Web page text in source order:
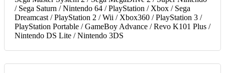
/ Sega Saturn / Nintendo 64 / PlayStation / Xbox / Sega
Dreamcast / PlayStation 2 / Wii / Xbox360 / PlayStation 3 /
PlayStation Portable / GameBoy Advance / Revo K101 Plus /
Nintendo DS Lite / Nintendo 3DS